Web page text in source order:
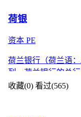
荷银
资本 PE
荷兰银行（荷兰语
列。荷兰银行的总
收藏(0) 看过(565)